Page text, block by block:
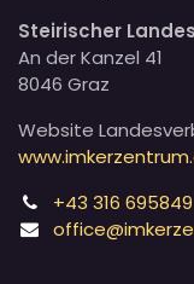
Steirischer
An der Kanzel 41
8046 Graz
Website
+43 316 695849